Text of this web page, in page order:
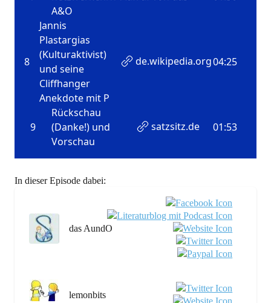
In dieser Episode dabei:
das AundO
lemonbits